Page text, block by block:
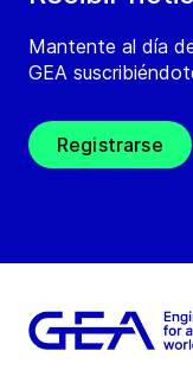
Mantente al día
GEA
Registrarse